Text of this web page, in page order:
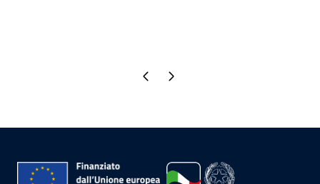
Pagina precedente
Pagina successiva